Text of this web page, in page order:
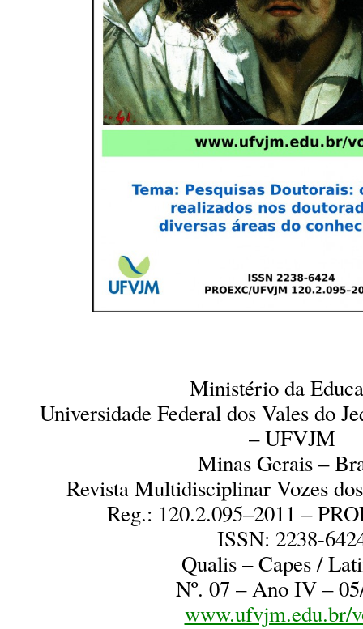
Ministério da
Universidade Federal dos Vales do
– UFVJM
Minas Gerais –
Revista Multidisciplinar Vozes
Reg.: 120.2.095–2011 –
ISSN: 2238-
Qualis – Capes /
Nº. 07 – Ano IV –
www.ufvjm.edu.br/